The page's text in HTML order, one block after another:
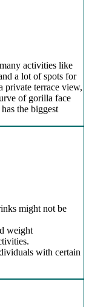
activities like
a lot of spots for
terrace view,
of gorilla face
the biggest
might not be
weight
with certain